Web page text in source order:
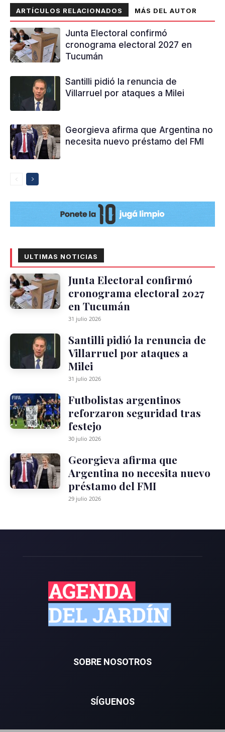
ARTÍCULOS RELACIONADOS MÁS DEL AUTOR
Junta Electoral confirmó
cronograma electoral 2027 en
Tucumán
Santilli pidió la renuncia de
Villarruel por ataques a Milei
Georgieva afirma que Argentina no
necesita nuevo préstamo del FMI
ULTIMAS NOTICIAS
Junta Electoral confirmó
cronograma electoral 2027
en Tucumán
31 julio 2026
Santilli pidió la renuncia de
Villarruel por ataques a
Milei
31 julio 2026
Futbolistas argentinos
reforzaron seguridad tras
festejo
30 julio 2026
Georgieva afirma que
Argentina no necesita nuevo
préstamo del FMI
29 julio 2026
SOBRE NOSOTROS
SÍGUENOS